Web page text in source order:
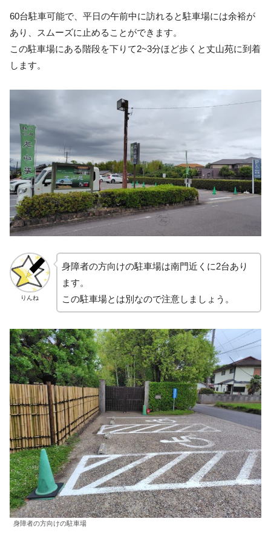
60台駐車可能で、平日の午前中に訪れると駐車場には余裕が
あり、スムーズに止めることができます。
この駐車場にある階段を下りて2~3分ほど歩くと丈山苑に到着
します。
りんね
身障者の方向けの駐車場は南門近くに2台あり
ます。
この駐車場とは別なので注意しましょう。
身障者の方向けの駐車場